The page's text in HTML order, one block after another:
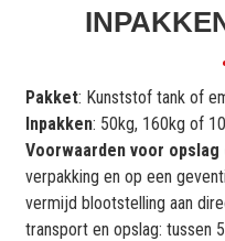
Pakket: Kunststof tank of
Inpakken: 50kg, 160kg of
Voorwaarden voor
verpakking en op een
vermijd blootstelling aan
transport en opslag: